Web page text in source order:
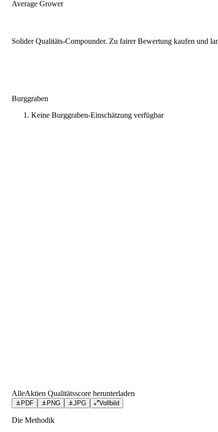
Average Grower
Solider Qualitäts-Compounder. Zu fairer Bewertung kaufen und
Burggraben
Keine Burggraben-Einschätzung verfügbar
AlleAktien Qualitätsscore herunterladen
PDF PNG JPG Vollbild
Die Methodik